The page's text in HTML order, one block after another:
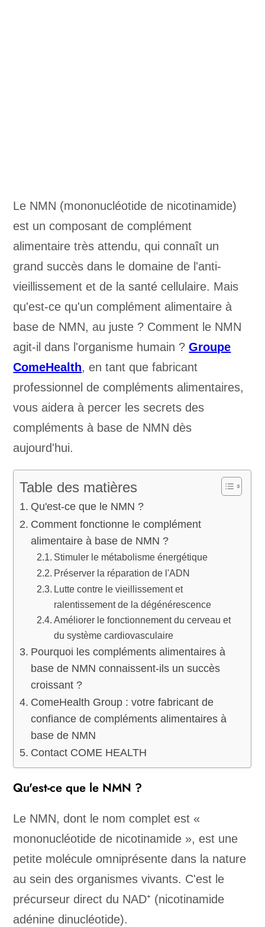
Le NMN (mononucléotide de nicotinamide)
est un composant de complément
alimentaire très attendu, qui connaît un
grand succès dans le domaine de l'anti-
vieillissement et de la santé cellulaire. Mais
qu'est-ce qu'un complément alimentaire à
base de NMN, au juste ? Comment le NMN
agit-il dans l'organisme humain ?Groupe
ComeHealth, en tant que fabricant
professionnel de compléments alimentaires,
vous aidera à percer les secrets des
compléments à base de NMN dès
aujourd'hui.
Table des matières
Qu'est-ce que le NMN ?
Comment fonctionne le complément
alimentaire à base de NMN ?
Stimuler le métabolisme énergétique
Préserver la réparation de l'ADN
Lutte contre le vieillissement et
ralentissement de la dégénérescence
Améliorer le fonctionnement du cerveau et
du système cardiovasculaire
Pourquoi les compléments alimentaires à
base de NMN connaissent-ils un succès
croissant ?
ComeHealth Group : votre fabricant de
confiance de compléments alimentaires à
base de NMN
Contact COME HEALTH
Qu'est-ce que le NMN ?
Le NMN, dont le nom complet est «
mononucléotide de nicotinamide », est une
petite molécule omniprésente dans la nature
au sein des organismes vivants. C'est le
précurseur direct du NAD⁺ (nicotinamide
adénine dinucléotide).